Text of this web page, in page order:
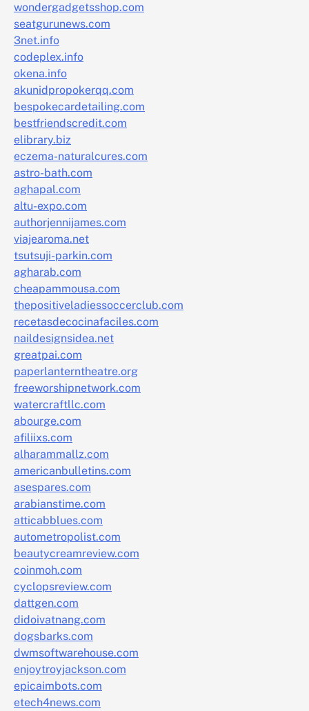
wondergadgetsshop.com
seatgurunews.com
3net.info
codeplex.info
okena.info
akunidpropokerqq.com
bespokecardetailing.com
bestfriendscredit.com
elibrary.biz
eczema-naturalcures.com
astro-bath.com
aghapal.com
altu-expo.com
authorjennijames.com
viajearoma.net
tsutsuji-parkin.com
agharab.com
cheapammousa.com
thepositiveladiessoccerclub.com
recetasdecocinafaciles.com
naildesignsidea.net
greatpai.com
paperlanterntheatre.org
freeworshipnetwork.com
watercraftllc.com
abourge.com
afiliixs.com
alharammallz.com
americanbulletins.com
asespares.com
arabianstime.com
atticabblues.com
autometropolist.com
beautycreamreview.com
coinmoh.com
cyclopsreview.com
dattgen.com
didoivatnang.com
dogsbarks.com
dwmsoftwarehouse.com
enjoytroyjackson.com
epicaimbots.com
etech4news.com